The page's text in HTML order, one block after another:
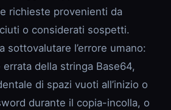
richieste provenienti da
o considerati sospetti.
sottovalutare l’errore umano:
della stringa Base64,
di spazi vuoti all’inizio o
durante il copia-incolla, o